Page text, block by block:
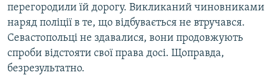
перегородили їй дорогу. Викликаний чиновниками
наряд поліції в те, що відбувається не втручався.
Севастопольці не здавалися, вони продовжують
спроби відстояти свої права досі. Щоправда,
безрезультатно.